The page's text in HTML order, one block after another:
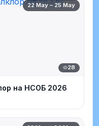
22 May – 25 May
28
на НСОБ 2026